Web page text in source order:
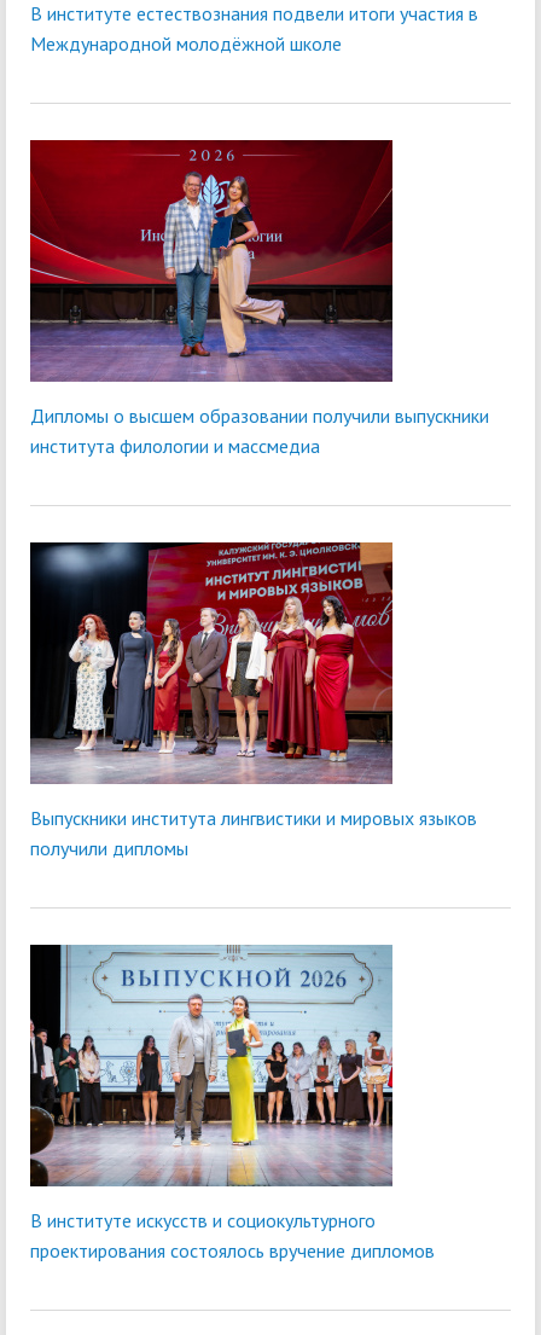
В институте естествознания подвели итоги участия в
Международной молодёжной школе
Дипломы о высшем образовании получили выпускники
института филологии и массмедиа
Выпускники института лингвистики и мировых языков
получили дипломы
В институте искусств и социокультурного
проектирования состоялось вручение дипломов